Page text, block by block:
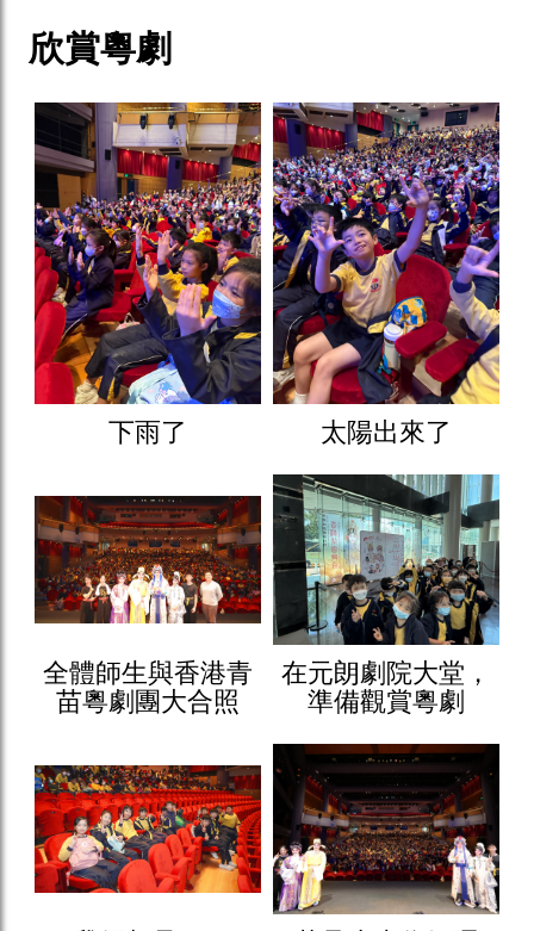
欣賞粵劇
下雨了 太陽出來了
全體師生與香港青
苗粵劇團大合照
在元朗劇院大堂，
準備觀賞粵劇